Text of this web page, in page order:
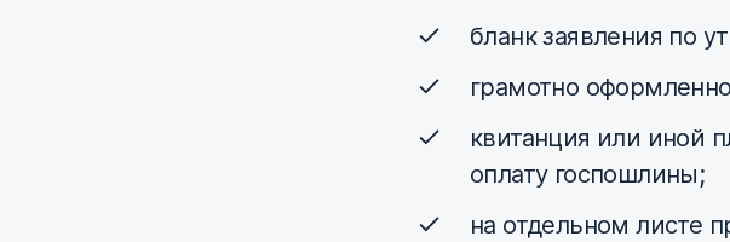
бланк заявления по
грамотно
квитанция или иной
оплату госпошлины;
на отдельном листе